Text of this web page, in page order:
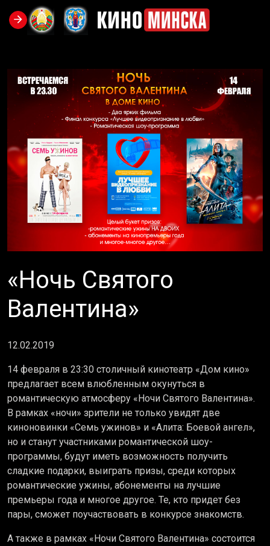
«Ночь Святого
Валентина»
12.02.2019
14 февраля в 23:30 столичный кинотеатр «Дом кино»
предлагает всем влюбленным окунуться в
романтическую атмосферу «Ночи Святого Валентина».
В рамках «ночи» зрители не только увидят две
киноновинки «Семь ужинов» и «Алита: Боевой ангел»,
но и станут участниками романтической шоу-
программы, будут иметь возможность получить
сладкие подарки, выиграть призы, среди которых
романтические ужины, абонементы на лучшие
премьеры года и многое другое. Те, кто придет без
пары, сможет поучаствовать в конкурсе знакомств.
А также в рамках «Ночи Святого Валентина» состоится